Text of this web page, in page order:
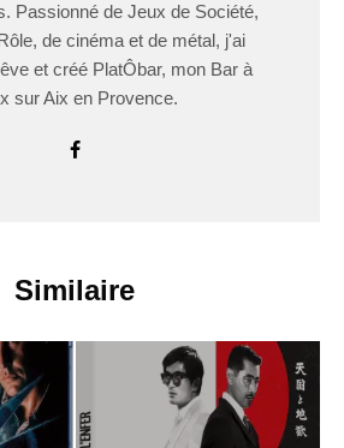
Passionné de Jeux de Société,
de cinéma et de métal, j'ai
et créé PlatÔbar, mon Bar à
sur Aix en Provence.
Similaire